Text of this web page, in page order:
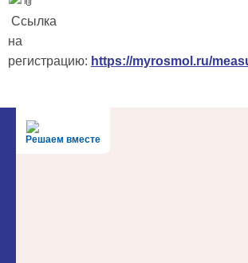
Ссылка
на
регистрацию: https://myrosmol.ru/
Решаем вместе